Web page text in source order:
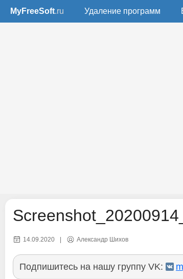
MyFreeSoft.ru Удаление программ
14.09.2020 | Александр Шихов
Подпишитесь на нашу группу VK: